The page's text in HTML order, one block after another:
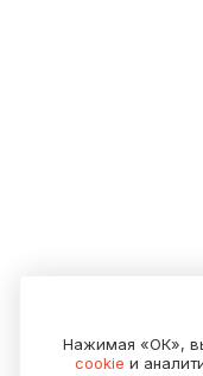
Нажимая «ОК»,
cookie и